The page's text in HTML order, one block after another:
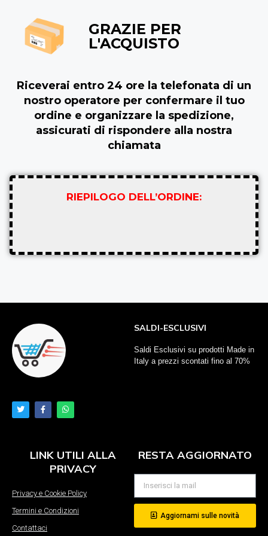
GRAZIE PER
L'ACQUISTO
Riceverai entro 24 ore la telefonata di un
nostro operatore per confermare il tuo
ordine e organizzare la spedizione,
assicurati di rispondere alla nostra
chiamata
RIEPILOGO DELL’ORDINE:
SALDI-ESCLUSIVI
Saldi Esclusivi su prodotti Made in
Italy a prezzi scontati fino al 70%
LINK UTILI ALLA
PRIVACY
Privacy e Cookie Policy
Termini e Condizioni
Contattaci
RESTA AGGIORNATO
Aggiornami sulle novità